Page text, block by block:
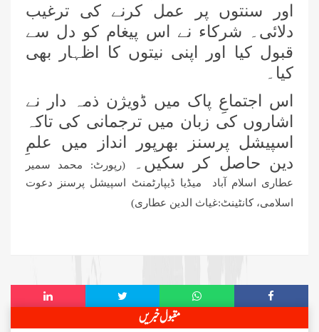
اور سنتوں پر عمل کرنے کی ترغیب
دلائی۔ شرکاء نے اس پیغام کو دل سے
قبول کیا اور اپنی نیتوں کا اظہار بھی
کیا۔
اس اجتماعِ پاک میں ڈویژن ذمہ دار نے
اشاروں کی زبان میں ترجمانی کی تاکہ
اسپیشل پرسنز بھرپور انداز میں علمِ
دین حاصل کر سکیں۔(رپورٹ: محمد سمیر
عطاری اسلام آباد میڈیا ڈیپارٹمنٹ اسپیشل پرسنز دعوت
اسلامی، کانٹینٹ:غیاث الدین عطاری)
مقبول خبریں
اسپیشل پرسنز ڈیپارٹمنٹ کے تحت 3
دن کا قافلہ، دینی احکام اور سنتوں کی
تربیت
سکھانے کا حلقہ، اسپیشل پرسنز کی
معاونت کا ذہن
فیضانِ مدینہ G-11، اسلام آباد میں
اسپیشل پرسنز کے لیے خصوصی حلقے کا
انعقاد
وفاقی دارالحکومت اسلام آباد میں
رہائشی ”اشاروں کی زبان کورس“ کا
فیضانِ مدینہ ننکانہ میں 3 دن (25،